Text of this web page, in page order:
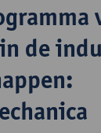
de